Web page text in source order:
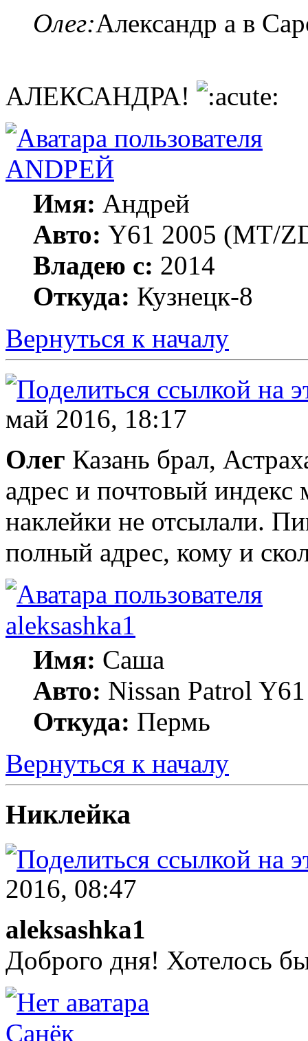
Олег:Александр а в
АЛЕКСАНДРА!
ANDРЕЙ
Имя: Андрей
Авто: Y61 2005 (МT/
Владею с: 2014
Откуда: Кузнецк-8
Вернуться к началу
май 2016, 18:17
Олег Казань брал,
адрес и почтовый
наклейки не отсылали.
полный адрес, кому и
aleksashka1
Имя: Саша
Авто: Nissan Patrol
Откуда: Пермь
Вернуться к началу
Никлейка
2016, 08:47
aleksashka1
Доброго дня! Хотелось
Санёк